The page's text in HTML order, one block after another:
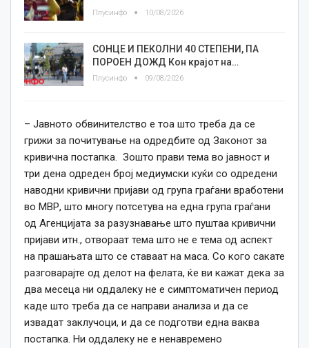
Плусинфо 10/08/2026
СОНЦЕ И ПЕКОЛНИ 40 СТЕПЕНИ, ПА
ПОРОЕН ДОЖД Кон крајот на…
Плусинфо 09/08/2026
– Јавното обвинителство е тоа што треба да се
грижи за почитување на одредбите од Законот за
кривична постапка. Зошто прави тема во јавност и
три дена одреден број медиумски куќи со одредени
наводни кривични пријави од група граѓани вработени
во МВР, што многу потсетува на една група граѓани
од Агенцијата за разузнавање што пуштаа кривични
пријави итн., отвораат тема што не е тема од аспект
на прашањата што се ставаат на маса. Со кого сакате
разговарајте од делот на фелата, ќе ви кажат дека за
два месеца ни оддалеку не е симптоматичен период
каде што треба да се направи анализа и да се
извадат заклучоци, и да се подготви една ваква
постапка. Ни оддалеку не е ненавремено